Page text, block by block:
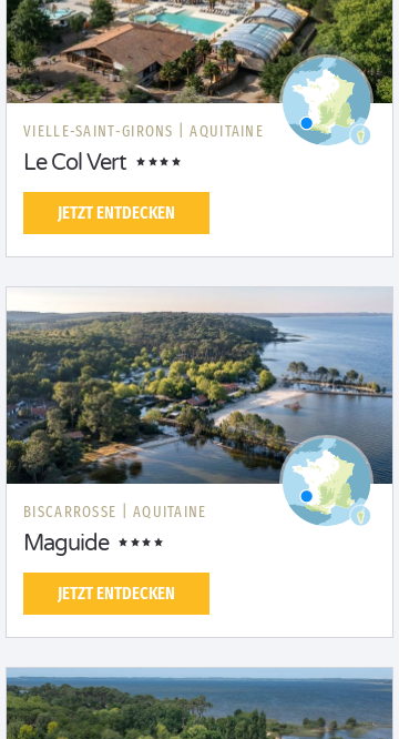
VIELLE-SAINT-GIRONS | AQUITAINE
Le Col Vert
JETZT ENTDECKEN
BISCARROSSE | AQUITAINE
Maguide
JETZT ENTDECKEN